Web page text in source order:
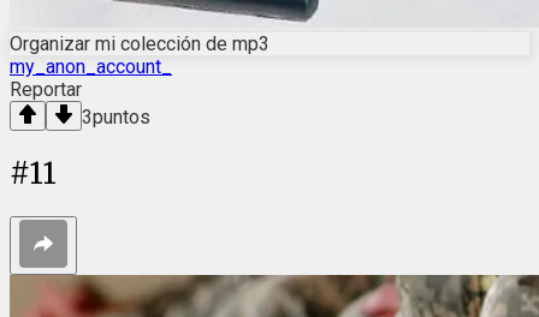
Organizar mi colección de mp3
my_anon_account_
Reportar
3puntos
#11